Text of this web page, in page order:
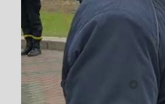
Захід було приурочено
загинули 110
Надіслати друзям